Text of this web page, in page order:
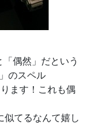
偶然」だという
のスペル
ます！これも偶
似てるなんて嬉し